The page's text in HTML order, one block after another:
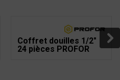
Coffret douilles 1/2"
24 pièces PROFOR